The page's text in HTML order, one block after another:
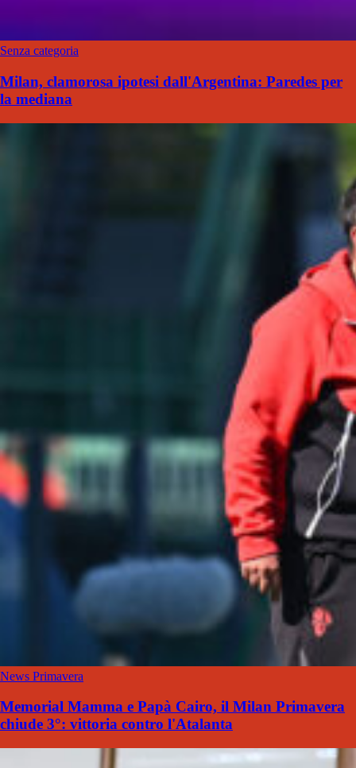
Senza categoria
Milan, clamorosa ipotesi dall'Argentina: Paredes per
la mediana
News Primavera
Memorial Mamma e Papà Cairo, il Milan Primavera
chiude 3°: vittoria contro l'Atalanta